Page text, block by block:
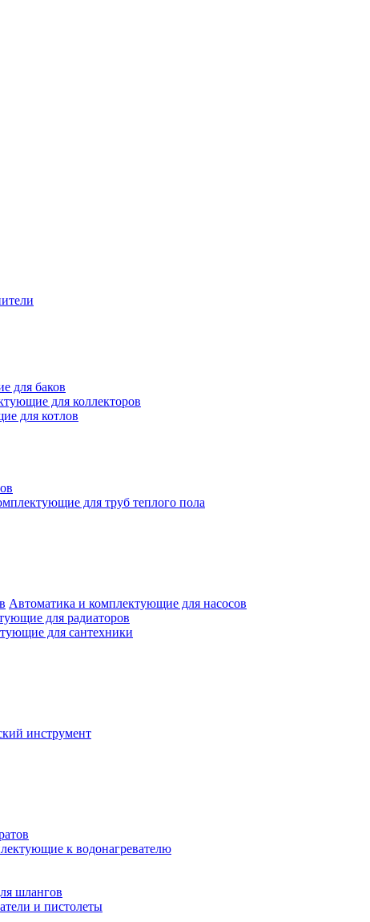
для баков
для коллекторов
для котлов
для труб теплого пола
Автоматика и комплектующие для насосов
для радиаторов
для сантехники
инструмент
к водонагревателю
шлангов
и пистолеты